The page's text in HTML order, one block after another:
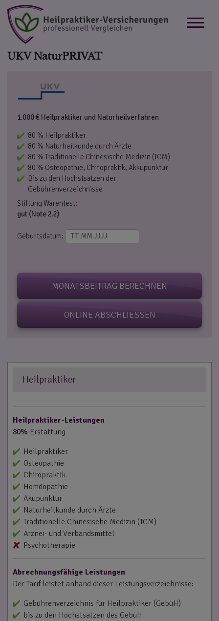
UKV NaturPRIVAT
1.000 € Heilpraktiker und Naturheilverfahren
80 % Heilpraktiker
80 % Naturheilkunde durch Ärzte
80 % Traditionelle Chinesische Medizin (TCM)
80 % Osteopathie, Chiropraktik, Akkupunktur
Bis zu den Höchstsätzen der
Gebührenverzeichnisse
Stiftung Warentest:
gut (Note 2.2)
Geburtsdatum:
MONATSBEITRAG BERECHNEN
ONLINE ABSCHLIESSEN
Heilpraktiker
Heilpraktiker-Leistungen
80% Erstattung
Heilpraktiker
Osteopathie
Chiropraktik
Homöopathie
Akupunktur
Naturheilkunde durch Ärzte
Traditionelle Chinesische Medizin (TCM)
Arznei- und Verbandsmittel
Psychotherapie
Abrechnungsfähige Leistungen
Der Tarif leistet anhand dieser Leistungsverzeichnisse:
Gebührenverzeichnis für Heilpraktiker (GebüH)
bis zu den Höchstsätzen des GebüH